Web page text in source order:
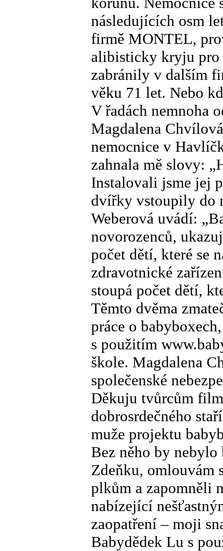
následujících osm
firmě MONTEL,
alibisticky kryju pro
zabránily v dalším
věku 71 let. Nebo
V řadách nemnoha
Magdalena
nemocnice v
zahnala mě slovy:
Instalovali jsme jej
dvířky vstoupily do
Weberová uvádí:
novorozenců,
počet dětí, které se
zdravotnické
stoupá počet dětí,
Těmto dvěma
práce o
s použitím
škole. Magdalena
společenské
Děkuju tvůrcům
dobrosrdečného
muže projektu
Bez něho by
Zdeňku, omlouvám
plkům a zapomněli
nabízející
zaopatření – moji
Babydědek Lu s